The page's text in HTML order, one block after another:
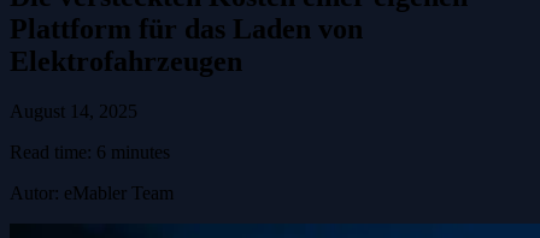
Plattform für das Laden von
Elektrofahrzeugen
August 14, 2025
Read time: 6 minutes
Autor: eMabler Team